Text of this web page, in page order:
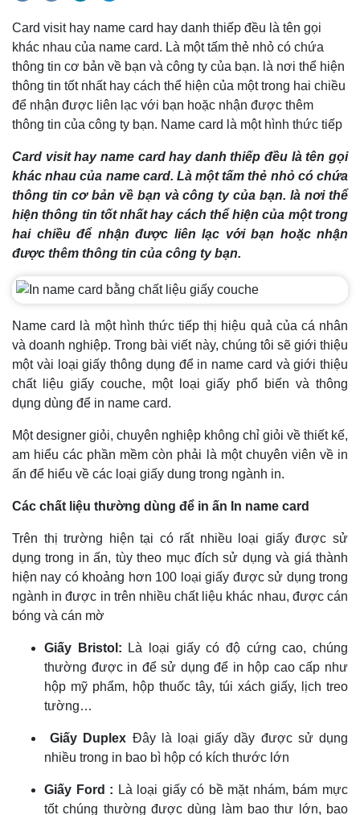
Card visit hay name card hay danh thiếp đều là tên gọi
khác nhau của name card. Là một tấm thẻ nhỏ có chứa
thông tin cơ bản về bạn và công ty của bạn. là nơi thể hiện
thông tin tốt nhất hay cách thể hiện của một trong hai chiều
để nhận được liên lạc với bạn hoặc nhận được thêm
thông tin của công ty bạn. Name card là một hình thức tiếp
Card visit hay name card hay danh thiếp đều là tên gọi
khác nhau của name card. Là một tấm thẻ nhỏ có chứa
thông tin cơ bản về bạn và công ty của bạn. là nơi thể
hiện thông tin tốt nhất hay cách thể hiện của một trong
hai chiều để nhận được liên lạc với bạn hoặc nhận
được thêm thông tin của công ty bạn.
Name card là một hình thức tiếp thị hiệu quả của cá nhân
và doanh nghiệp. Trong bài viết này, chúng tôi sẽ giới thiệu
một vài loại giấy thông dụng để in name card và giới thiệu
chất liệu giấy couche, một loại giấy phổ biến và thông
dụng dùng để in name card.
Một designer giỏi, chuyên nghiệp không chỉ giỏi về thiết kế,
am hiểu các phần mềm còn phải là một chuyên viên về in
ấn để hiểu về các loại giấy dung trong ngành in.
Các chất liệu thường dùng để in ấn In name card
Trên thị trường hiện tại có rất nhiều loại giấy được sử
dụng trong in ấn, tùy theo mục đích sử dụng và giá thành
hiện nay có khoảng hơn 100 loại giấy được sử dụng trong
ngành in được in trên nhiều chất liệu khác nhau, được cán
bóng và cán mờ
Giấy Bristol: Là loại giấy có độ cứng cao, chúng
thường được in để sử dụng để in hộp cao cấp như
hộp mỹ phẩm, hộp thuốc tây, túi xách giấy, lịch treo
tường…
Giấy Duplex Đây là loại giấy dầy được sử dụng
nhiều trong in bao bì hộp có kích thước lớn
Giấy Ford : Là loại giấy có bề mặt nhám, bám mực
tốt chúng thường được dùng làm bao thư lớn, bao